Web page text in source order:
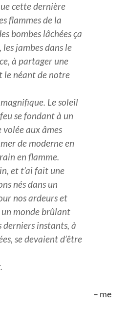
cette dernière
flammes de la
bombes lâchées ça
les jambes dans le
à partager une
le néant de notre
Le soleil
se fondant à un
volée aux âmes
de moderne en
en flamme.
et t’ai fait une
nés dans un
nos ardeurs et
monde brûlant
derniers instants, à
se devaient d’être
– me